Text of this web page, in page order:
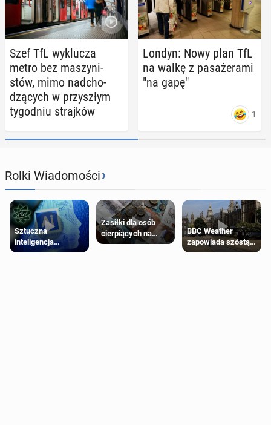
Szef TfL wy­klu­cza
metro bez ma­szy­ni­
stów, mimo nad­cho­
dzą­cych w przy­szłym
ty­go­dniu straj­ków
Londyn: Nowy plan TfL
na walkę z pa­sa­że­ra­mi
"na gapę"
1
Rolki Wiadomości›
Sztuczna
inteligencja
próbowała oszukać
Zasiłki dla osób
cierpiących na
schorzenia
BBC Weather
zapowiada szóstą
falę upałów w